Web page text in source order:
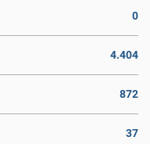
0
4.404
872
37